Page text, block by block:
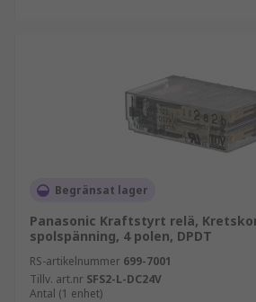
Begränsat lager
Panasonic Kraftstyrt relä,
spolspänning, 4 polen, DPDT
RS-artikelnummer 699-7001
Tillv. art.nr SFS2-L-DC24V
Antal (1 enhet)